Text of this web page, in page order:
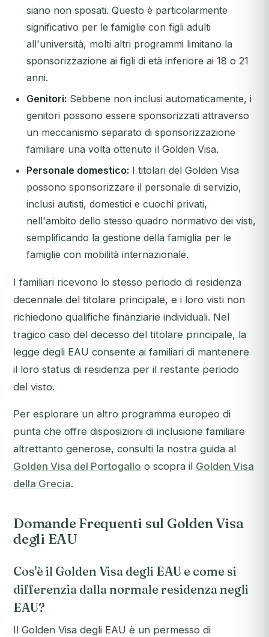
siano non sposati. Questo è particolarmente
significativo per le famiglie con figli adulti
all'università, molti altri programmi limitano la
sponsorizzazione ai figli di età inferiore ai 18 o 21
anni.
Genitori: Sebbene non inclusi automaticamente, i
genitori possono essere sponsorizzati attraverso
un meccanismo separato di sponsorizzazione
familiare una volta ottenuto il Golden Visa.
Personale domestico: I titolari del Golden Visa
possono sponsorizzare il personale di servizio,
inclusi autisti, domestici e cuochi privati,
nell'ambito dello stesso quadro normativo dei visti,
semplificando la gestione della famiglia per le
famiglie con mobilità internazionale.
I familiari ricevono lo stesso periodo di residenza
decennale del titolare principale, e i loro visti non
richiedono qualifiche finanziarie individuali. Nel
tragico caso del decesso del titolare principale, la
legge degli EAU consente ai familiari di mantenere
il loro status di residenza per il restante periodo
del visto.
Per esplorare un altro programma europeo di
punta che offre disposizioni di inclusione familiare
altrettanto generose, consulti la nostra guida al
Golden Visa del Portogallo o scopra il Golden Visa
della Grecia.
Domande Frequenti sul Golden Visa
degli EAU
Cos'è il Golden Visa degli EAU e come si
differenzia dalla normale residenza negli
EAU?
Il Golden Visa degli EAU è un permesso di